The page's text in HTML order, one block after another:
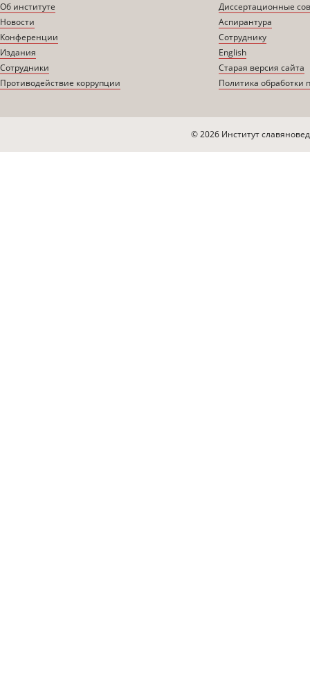
Об институте
Новости
Конференции
Издания
Сотрудники
Противодействие коррупции
Диссертационные
Аспирантура
Сотруднику
English
Старая версия сайта
Политика обработки
© 2026 Институт